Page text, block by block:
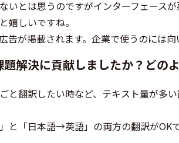
いとは思うのですがインターフェース
嬉しいですね。
告が掲載されます。企業で使うのには向
題解決に貢献しましたか？どの
と翻訳したい時など、テキスト量が多
と「日本語→英語」の両方の翻訳がOK